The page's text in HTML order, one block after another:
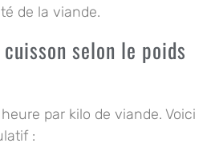
de la viande.
selon le poids
par kilo de viande. Voici
: